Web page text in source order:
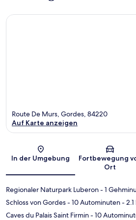
Karte
Route De Murs, Gordes, 84220
Auf Karte anzeigen
In der Umgebung
Fortbewegung
Ort
Regionaler Naturpark Luberon- 1
Schloss von Gordes- 10 Autominuten-
Caves du Palais Saint Firmin- 10